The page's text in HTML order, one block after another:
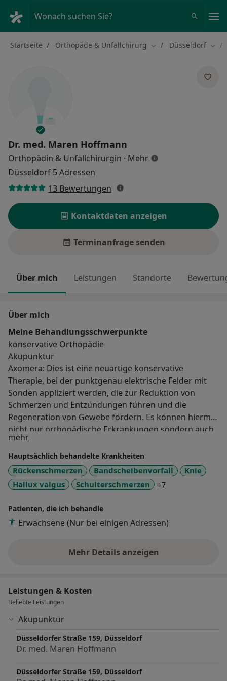
Wonach suchen Sie?
Startseite Orthopäde & Unfallchirurg Stadt ändern
Düsseldorf
Dr. med. Maren Hoffmann
Orthopädin & Unfallchirurgin · Mehrüber
Düsseldorf 5 Adressen
13 Bewertungen
Kontaktdaten anzeigen
Terminanfrage senden
Über mich Leistungen Standorte
Über mich
Meine Behandlungs­schwerpunkte
konservative Orthopädie
Akupunktur
Axomera: Dies ist eine neuartige konservative
Therapie, bei der punktgenau elektrische Felder mit
Sonden appliziert werden, die zur Reduktion von
Schmerzen und Entzündungen führen und die
Regeneration von Gewebe fördern. Es können hiermit
nicht nur orthopädische Erkrankungen sondern auch
andere , wie Kopfschmerzen und Heuschnupfen
behandelt werden.
mehrÜber mich
Hauptsächlich behandelte Krankheiten
Rückenschmerzen Bandscheibenvorfall
Knie
Hallux valgus
Schulterschmerzen +7
Patienten, die ich behandle
Erwachsene (Nur bei einigen Adressen)
Mehr Details anzeigen
über Erfahrungen
Leistungen & Kosten
Beliebte Leistungen
Akupunktur
Düsseldorfer Straße 159, Düsseldorf
Dr. med. Maren Hoffmann
Düsseldorfer Straße 159, Düsseldorf